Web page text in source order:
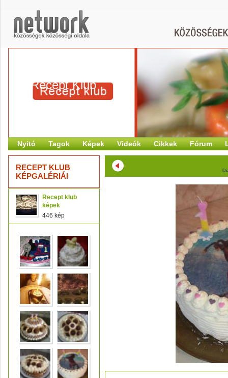
Recept Klub
Nyitó Tagok Képek Videók Cikkek Fórum
RECEPT KLUB
KÉPGALÉRIÁI
Recept klub
képek
446 kép